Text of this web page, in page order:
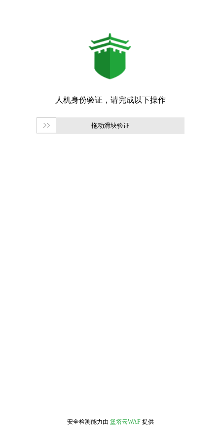
拖动滑块验证
安全检测能力由 堡塔云WAF 提供